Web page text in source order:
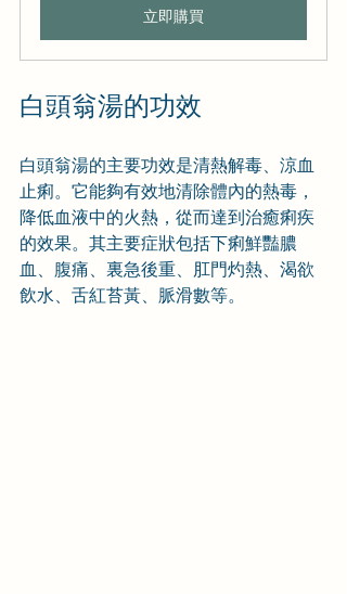
立即購買
白頭翁湯的功效
白頭翁湯的主要功效是清熱解毒、涼血
止痢。它能夠有效地清除體內的熱毒，
降低血液中的火熱，從而達到治癒痢疾
的效果。 其主要症狀包括下痢鮮豔膿
血、腹痛、裏急後重、肛門灼熱、渴欲
飲水、舌紅苔黃、脈滑數等。